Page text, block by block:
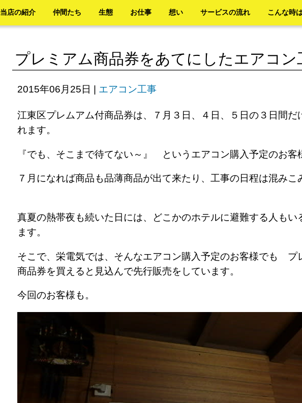
当店の紹介 仲間たち 生態 お仕事 想い サービスの流れ こんな時
プレミアム商品券をあてにしたエアコン
2015年06月25日 エアコン工事
江東区プレムアム付商品券は、７月３日、４日、５日の３日間だ
れます。
『でも、そこまで待てない～』 というエアコン購入予定のお
７月になれば商品も品薄商品が出て来たり、工事の日程は混みこ
真夏の熱帯夜も続いた日には、どこかのホテルに避難する人もい
ます。
そこで、栄電気では、そんなエアコン購入予定のお客様でも プ
商品券を買えると見込んで先行販売をしています。
今回のお客様も。